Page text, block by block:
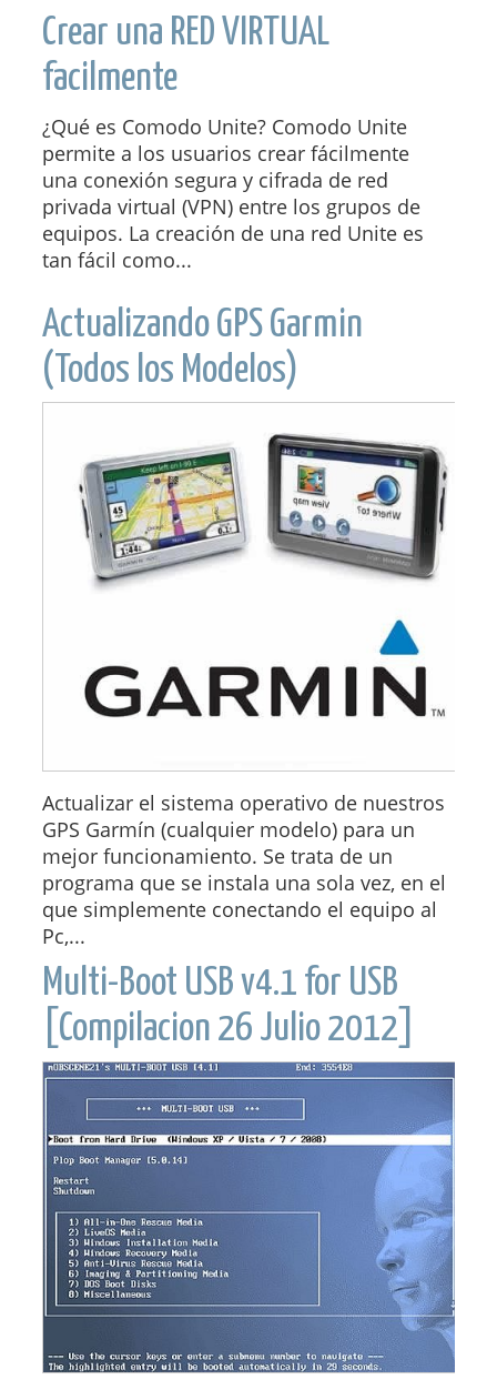
Crear una RED VIRTUAL
facilmente
¿Qué es Comodo Unite? Comodo Unite
permite a los usuarios crear fácilmente
una conexión segura y cifrada de red
privada virtual (VPN) entre los grupos de
equipos. La creación de una red Unite es
tan fácil como...
Actualizando GPS Garmin
(Todos los Modelos)
Actualizar el sistema operativo de nuestros
GPS Garmín (cualquier modelo) para un
mejor funcionamiento. Se trata de un
programa que se instala una sola vez, en el
que simplemente conectando el equipo al
Pc,...
Multi-Boot USB v4.1 for USB
[Compilacion 26 Julio 2012]